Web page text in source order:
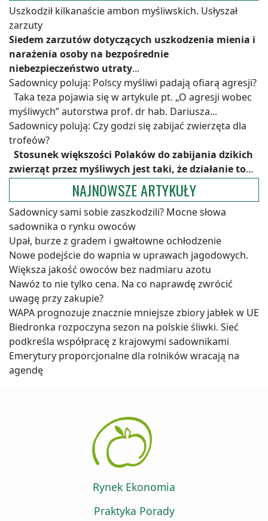
Uszkodził kilkanaście ambon myśliwskich. Usłyszał
zarzuty
Siedem zarzutów dotyczących uszkodzenia mienia i
narażenia osoby na bezpośrednie
niebezpieczeństwo utraty...
Sadownicy polują: Polscy myśliwi padają ofiarą agresji?
Taka teza pojawia się w artykule pt. „O agresji wobec
myśliwych” autorstwa prof. dr hab. Dariusza...
Sadownicy polują: Czy godzi się zabijać zwierzęta dla
trofeów?
Stosunek większości Polaków do zabijania dzikich
zwierząt przez myśliwych jest taki, że działanie to...
NAJNOWSZE ARTYKUŁY
Sadownicy sami sobie zaszkodzili? Mocne słowa
sadownika o rynku owoców
Upał, burze z gradem i gwałtowne ochłodzenie
Nowe podejście do wapnia w uprawach jagodowych.
Większa jakość owoców bez nadmiaru azotu
Nawóz to nie tylko cena. Na co naprawdę zwrócić
uwagę przy zakupie?
WAPA prognozuje znacznie mniejsze zbiory jabłek w UE
Biedronka rozpoczyna sezon na polskie śliwki. Sieć
podkreśla współpracę z krajowymi sadownikami
Emerytury proporcjonalne dla rolników wracają na
agendę
Rynek Ekonomia
Praktyka Porady